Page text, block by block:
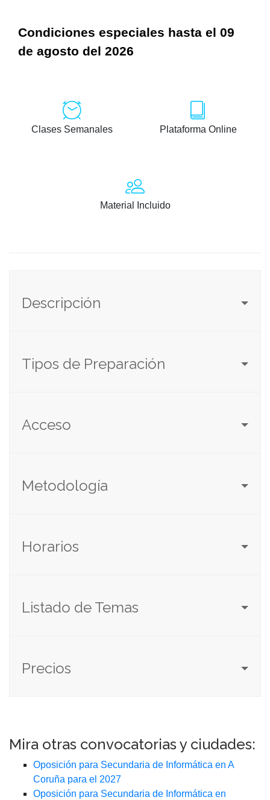
Condiciones especiales hasta el 09
de agosto del 2026
Clases Semanales Plataforma Online
Material Incluido
Descripción
Tipos de Preparación
Acceso
Metodología
Horarios
Listado de Temas
Precios
Mira otras convocatorias y ciudades:
Oposición para Secundaria de Informática en A
Coruña para el 2027
Oposición para Secundaria de Informática en